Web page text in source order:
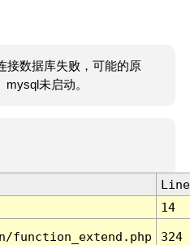
接数据库失败，可能的原
未启动。
Line
14
function_extend.php 324